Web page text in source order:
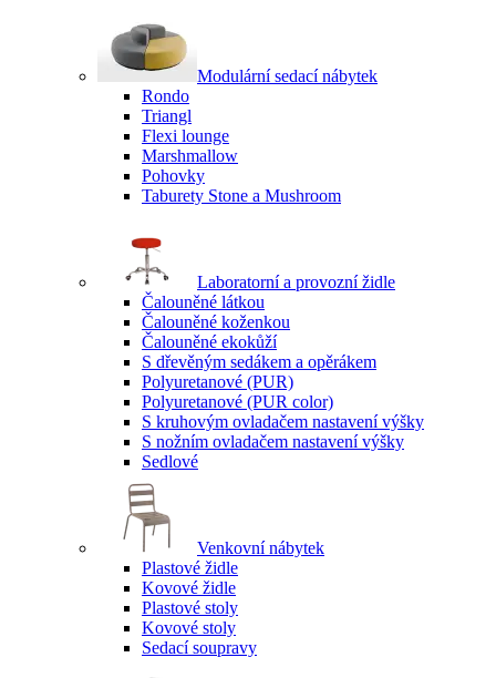
Modulární sedací nábytek
Rondo
Triangl
Flexi lounge
Marshmallow
Pohovky
Taburety Stone a Mushroom
Laboratorní a provozní židle
Čalouněné látkou
Čalouněné koženkou
Čalouněné ekokůží
S dřevěným sedákem a opěrákem
Polyuretanové (PUR)
Polyuretanové (PUR color)
S kruhovým ovladačem nastavení výšky
S nožním ovladačem nastavení výšky
Sedlové
Venkovní nábytek
Plastové židle
Kovové židle
Plastové stoly
Kovové stoly
Sedací soupravy